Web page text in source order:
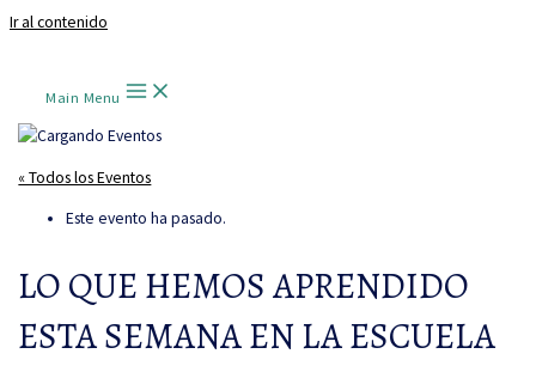
Ir al contenido
Main Menu
« Todos los Eventos
Este evento ha pasado.
LO QUE HEMOS APRENDIDO
ESTA SEMANA EN LA ESCUELA